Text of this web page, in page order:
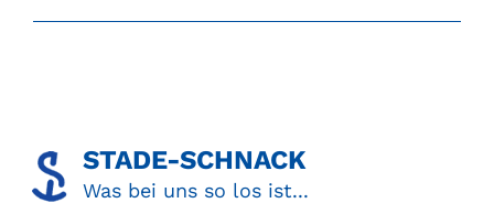
STADE-SCHNACK​
Was bei uns so los ist...